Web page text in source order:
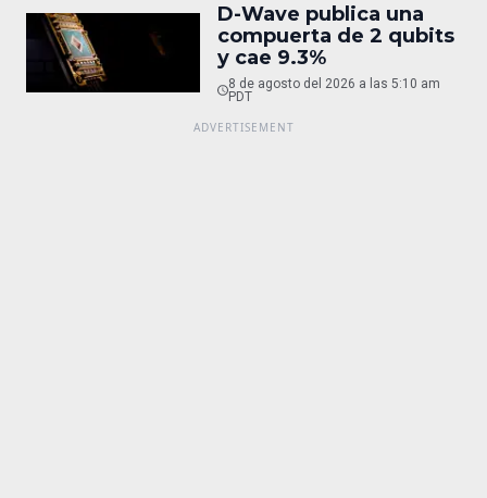
D-Wave publica una
compuerta de 2 qubits
y cae 9.3%
8 de agosto del 2026 a las 5:10 am
PDT